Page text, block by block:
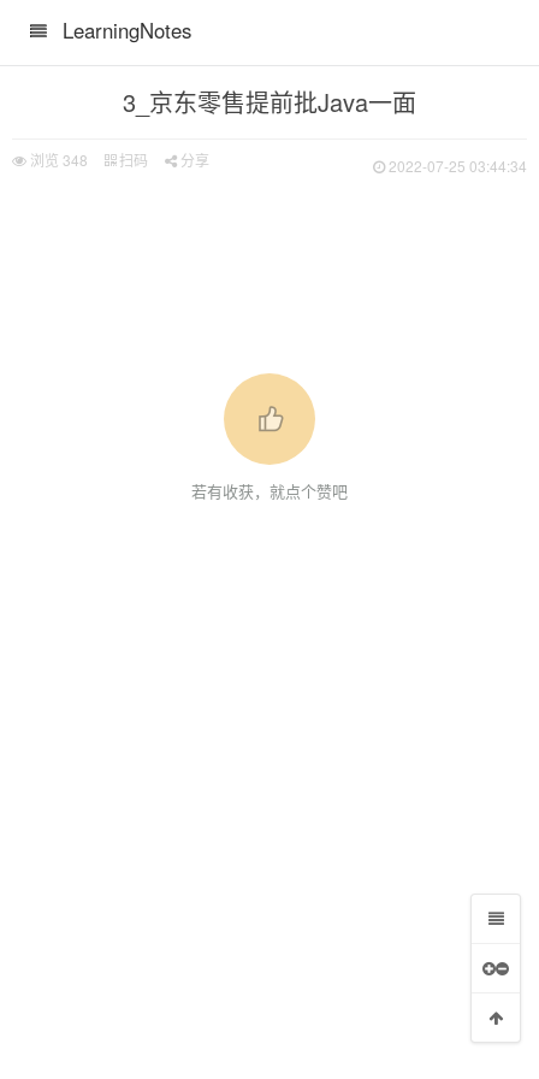
LearningNotes
3_京东零售提前批Java一面
浏览 348 扫码 分享 2022-07-25 03:44:34
若有收获，就点个赞吧